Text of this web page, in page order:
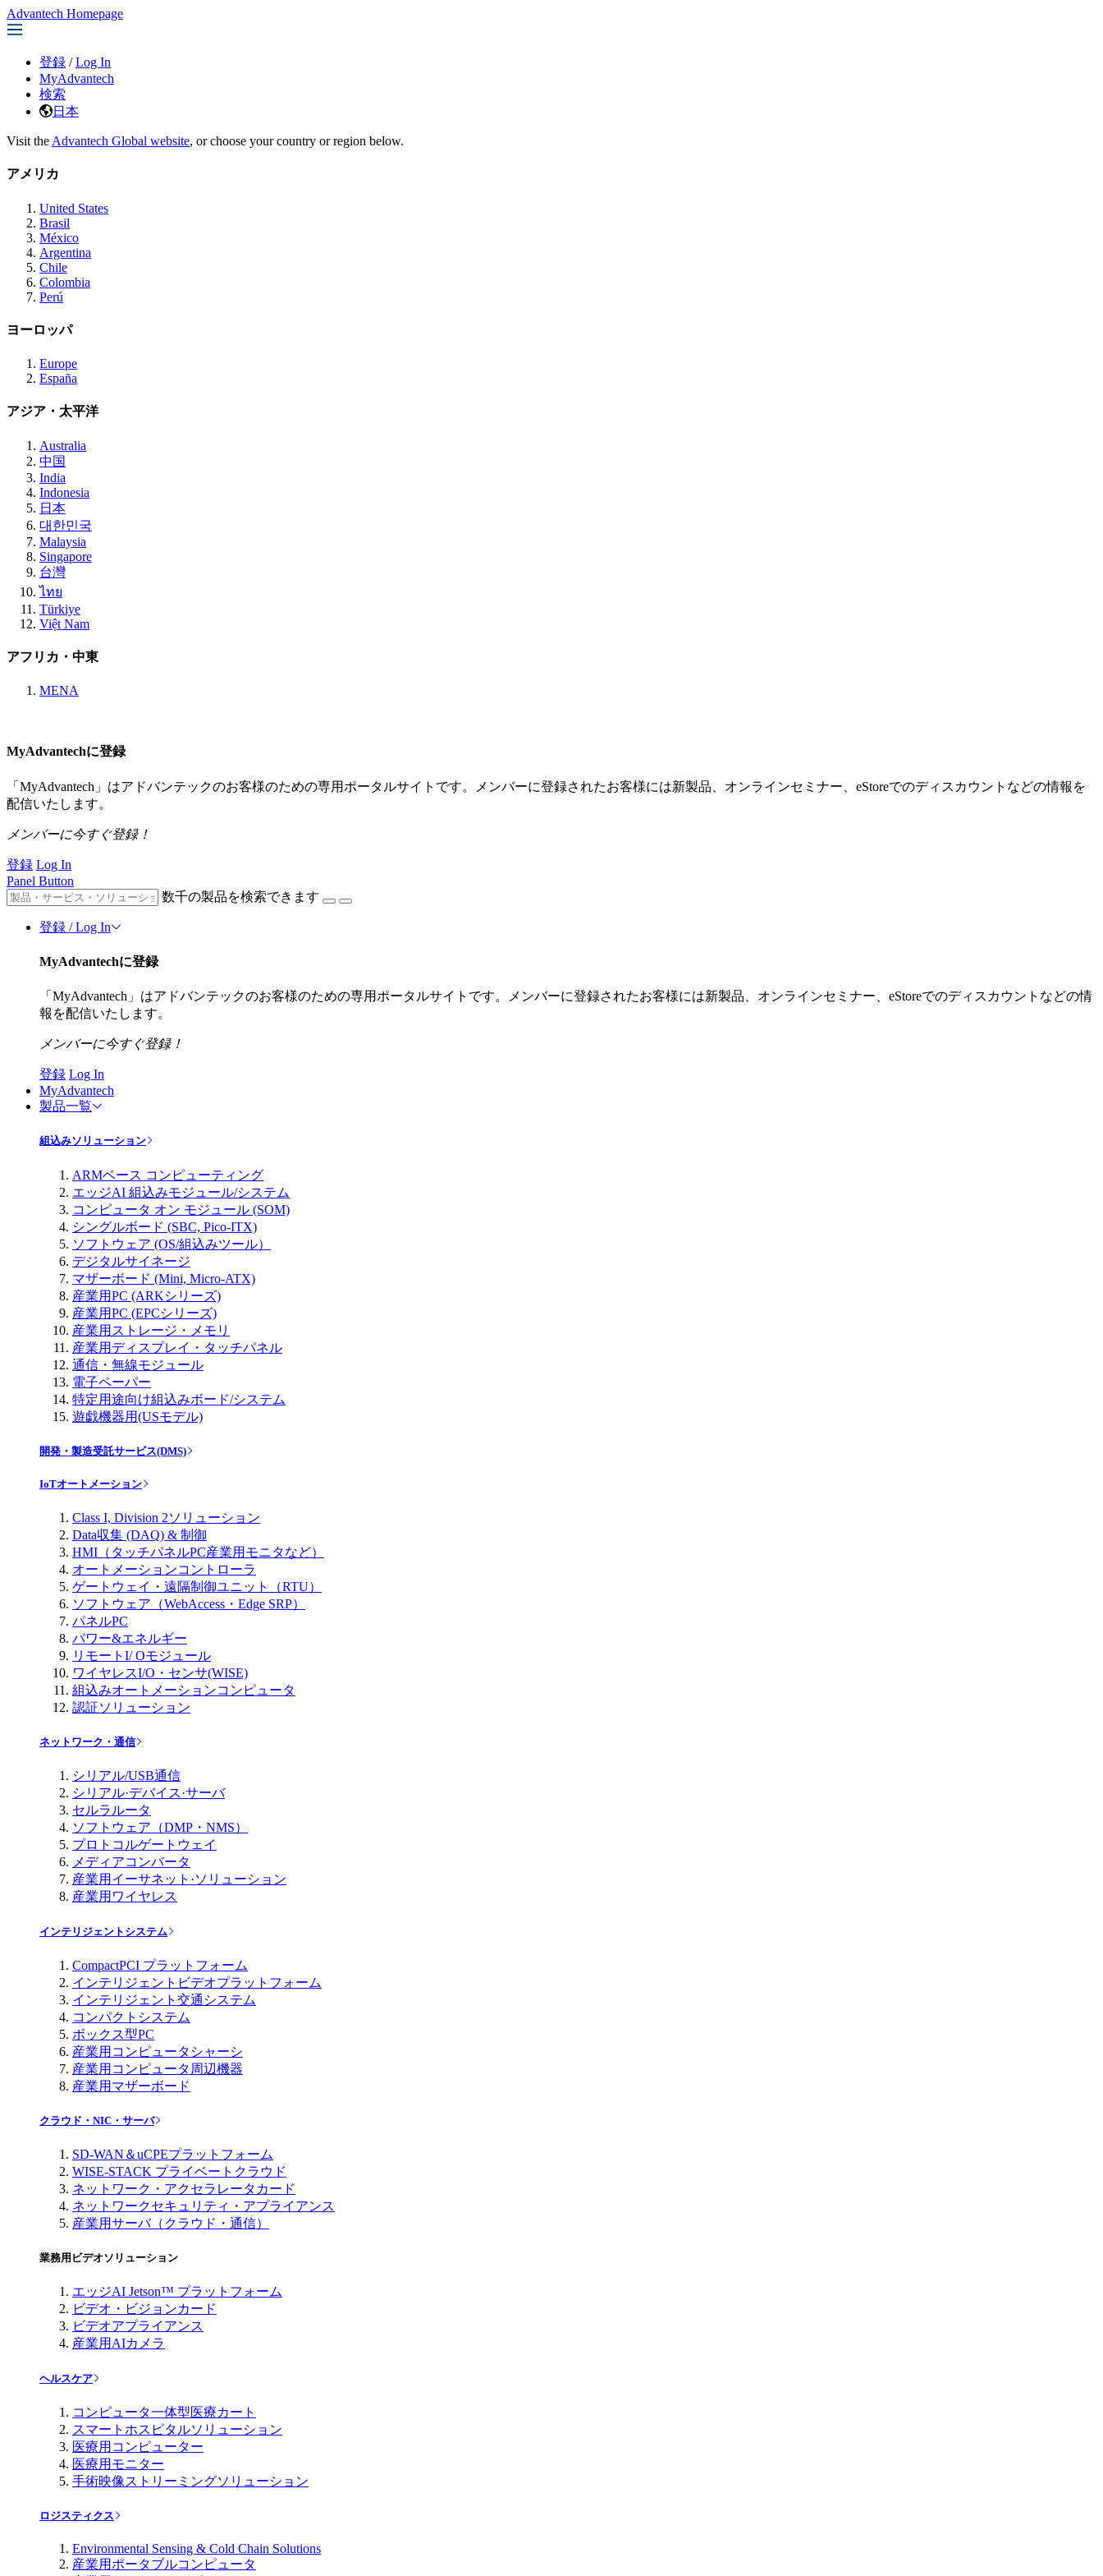
Advantech Homepage
登録 / Log In
MyAdvantech
検索
日本
Visit the Advantech Global website, or choose your country or region below.
アメリカ
United States
Brasil
México
Argentina
Chile
Colombia
Perú
ヨーロッパ
Europe
España
アジア・太平洋
Australia
中国
India
Indonesia
日本
대한민국
Malaysia
Singapore
台灣
ไทย
Türkiye
Việt Nam
アフリカ・中東
MENA
MyAdvantechに登録
「MyAdvantech」はアドバンテックのお客様のための専用ポータルサイトです。メンバーに登録されたお客様には新製品、オンラインセミナー、eStoreでのディスカウントなどの情報を
配信いたします。
メンバーに今すぐ登録！
登録 Log In
Panel Button
数千の製品を検索できます
登録 / Log In
MyAdvantechに登録
「MyAdvantech」はアドバンテックのお客様のための専用ポータルサイトです。メンバーに登録されたお客様には新製品、オンラインセミナー、eStoreでのディスカウントなどの情
報を配信いたします。
メンバーに今すぐ登録！
登録 Log In
MyAdvantech
製品一覧
組込みソリューション
ARMベース コンピューティング
エッジAI 組込みモジュール/システム
コンピュータ オン モジュール (SOM)
シングルボード (SBC, Pico-ITX)
ソフトウェア (OS/組込みツール）
デジタルサイネージ
マザーボード (Mini, Micro-ATX)
産業用PC (ARKシリーズ)
産業用PC (EPCシリーズ)
産業用ストレージ・メモリ
産業用ディスプレイ・タッチパネル
通信・無線モジュール
電子ペーパー
特定用途向け組込みボード/システム
遊戯機器用(USモデル)
開発・製造受託サービス(DMS)
IoTオートメーション
Class I, Division 2ソリューション
Data収集 (DAQ) & 制御
HMI（タッチパネルPC産業用モニタなど）
オートメーションコントローラ
ゲートウェイ・遠隔制御ユニット（RTU）
ソフトウェア（WebAccess・Edge SRP）
パネルPC
パワー&エネルギー
リモートI/ Oモジュール
ワイヤレスI/O・センサ(WISE)
組込みオートメーションコンピュータ
認証ソリューション
ネットワーク・通信
シリアル/USB通信
シリアル·デバイス·サーバ
セルラルータ
ソフトウェア（DMP・NMS）
プロトコルゲートウェイ
メディアコンバータ
産業用イーサネット·ソリューション
産業用ワイヤレス
インテリジェントシステム
CompactPCI プラットフォーム
インテリジェントビデオプラットフォーム
インテリジェント交通システム
コンパクトシステム
ボックス型PC
産業用コンピュータシャーシ
産業用コンピュータ周辺機器
産業用マザーボード
クラウド・NIC・サーバ
SD-WAN＆uCPEプラットフォーム
WISE-STACK プライベートクラウド
ネットワーク・アクセラレータカード
ネットワークセキュリティ・アプライアンス
産業用サーバ（クラウド・通信）
業務用ビデオソリューション
エッジAI Jetson™ プラットフォーム
ビデオ・ビジョンカード
ビデオアプライアンス
産業用AIカメラ
ヘルスケア
コンピュータ一体型医療カート
スマートホスピタルソリューション
医療用コンピューター
医療用モニター
手術映像ストリーミングソリューション
ロジスティクス
Environmental Sensing & Cold Chain Solutions
産業用ポータブルコンピュータ